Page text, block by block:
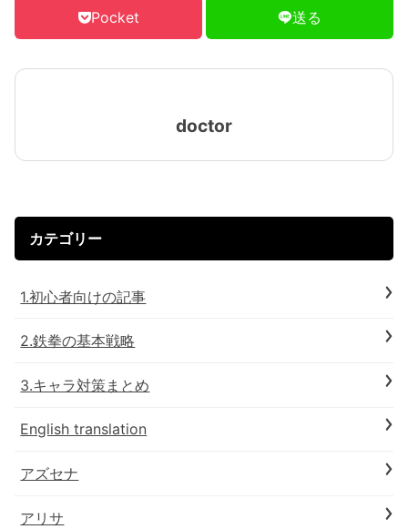
Pocket 送る
doctor
カテゴリー
1.初心者向けの記事
2.鉄拳の基本戦略
3.キャラ対策まとめ
English translation
アズセナ
アリサ